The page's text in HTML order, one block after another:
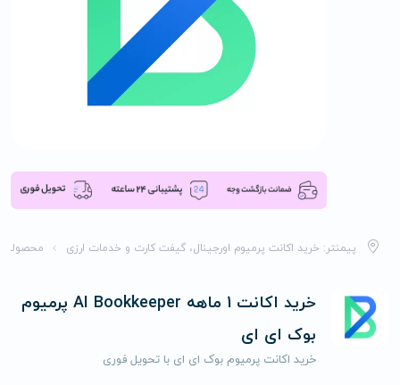
پیمنتر: خرید اکانت پرمیوم اورجینال، گیفت کارت و خدمات ارزی
خرید اکانت 1 ماهه AI Bookkeeper پرمیوم
بوک ای ای
خرید اکانت پرمیوم بوک ای ای با تحویل فوری